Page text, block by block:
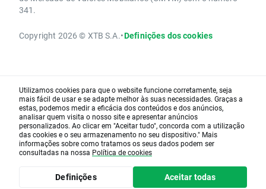
341.
Copyright 2026 © XTB S.A.•Definições dos cookies
Utilizamos cookies para que o website funcione corretamente, seja
mais fácil de usar e se adapte melhor às suas necessidades. Graças a
estas, podemos medir a eficácia dos conteúdos e dos anúncios,
analisar quem visita o nosso site e apresentar anúncios
personalizados. Ao clicar em "Aceitar tudo", concorda com a utilização
das cookies e o seu armazenamento no seu dispositivo." Mais
informações sobre como tratamos os seus dados podem ser
consultadas na nossa Política de cookies
Definições Aceitar todas